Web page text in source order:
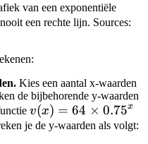
van een exponentiële
een rechte lijn. Sources:
Kies een aantal x-waarden
de bijbehorende y-waarden
v(x) =
64
v(x) = 64 × 0.75x
je de y-waarden als volgt: